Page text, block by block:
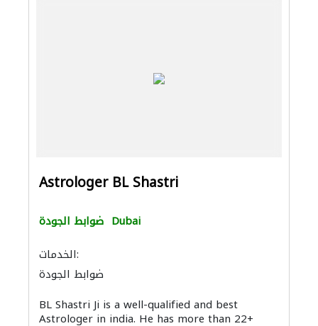
Astrologer BL Shastri
ضوابط الجودة Dubai
الخدمات:
ضوابط الجودة
BL Shastri Ji is a well-qualified and best
Astrologer in india. He has more than 22+